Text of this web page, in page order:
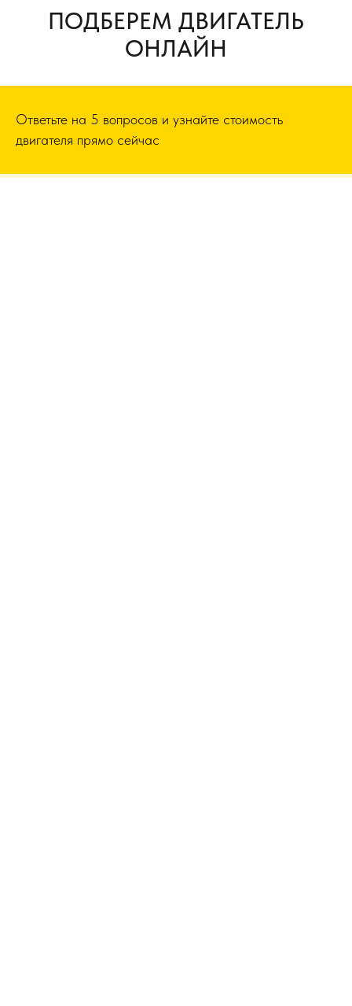
ПОДБЕРЕМ ДВИГАТЕЛЬ
ОНЛАЙН
Ответьте на 5 вопросов и узнайте стоимость
двигателя прямо сейчас